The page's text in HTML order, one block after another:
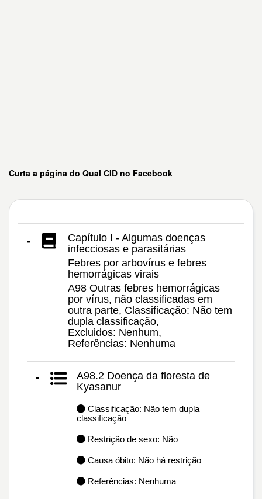
Curta a página do Qual CID no Facebook
-
Capítulo I - Algumas doenças
infecciosas e parasitárias
Febres por arbovírus e febres
hemorrágicas virais
A98 Outras febres hemorrágicas
por vírus, não classificadas em
outra parte, Classificação: Não tem
dupla classificação,
Excluidos: Nenhum,
Referências: Nenhuma
-
A98.2 Doença da floresta de
Kyasanur
Classificação: Não tem dupla
classificação
Restrição de sexo: Não
Causa óbito: Não há restrição
Referências: Nenhuma